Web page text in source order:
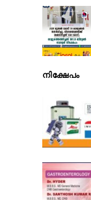
നിക്ഷേപം